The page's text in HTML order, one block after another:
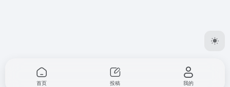
首页 投稿 我的